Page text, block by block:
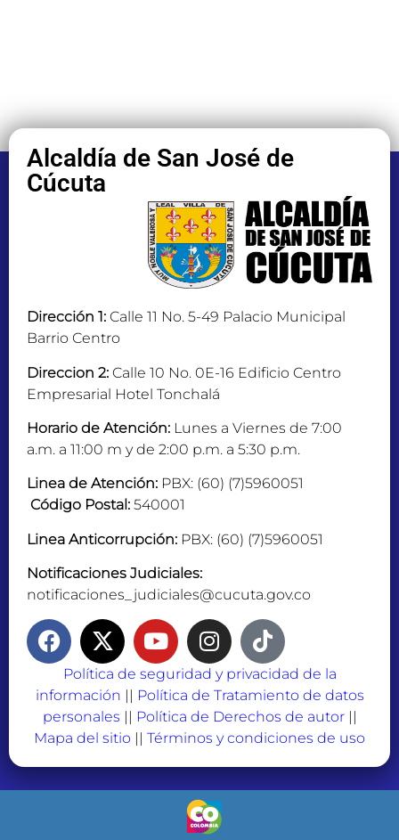
Alcaldía de San José de
Cúcuta
Dirección 1: Calle 11 No. 5-49 Palacio Municipal
Barrio Centro
Direccion 2: Calle 10 No. 0E-16 Edificio Centro
Empresarial Hotel Tonchalá
Horario de Atención: Lunes a Viernes de 7:00
a.m. a 11:00 m y de 2:00 p.m. a 5:30 p.m.
Linea de Atención: PBX: (60) (7)5960051
Código Postal: 540001
Linea Anticorrupción: PBX: (60) (7)5960051
Notificaciones Judiciales:
notificaciones_judiciales@cucuta.gov.co
Política de seguridad y privacidad de la
información || Política de Tratamiento de datos
personales || Política de Derechos de autor||
Mapa del sitio || Términos y condiciones de uso